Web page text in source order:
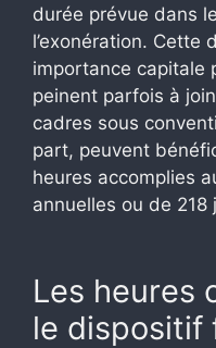
durée prévue dans
l’exonération. Cette
importance capitale
peinent parfois à
cadres sous
part, peuvent
heures accomplies
annuelles ou de 218
Les heures
le dispositif